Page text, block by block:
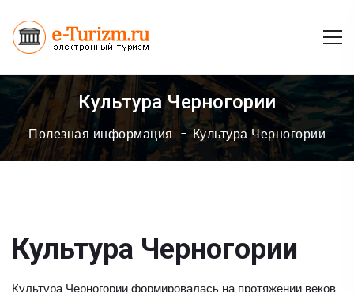
Культура Черногории
Полезная информация Культура Черногории
Культура Черногории
Культура Черногории формировалась на протяжении веков